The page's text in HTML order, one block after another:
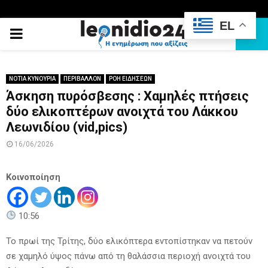
PRIMARY
ΝΟΤΙΑ ΚΥΝΟΥΡΙΑ ΠΕΡΙΒΑΛΛΟΝ ΡΟΗ ΕΙΔΗΣΕΩΝ
Άσκηση πυρόσβεσης : Χαμηλές πτήσεις
δύο ελικοπτέρων ανοιχτά του Λάκκου
Λεωνιδίου (vid,pics)
16/06/2026
Κοινοποίηση
10:56
Το πρωί της Τρίτης, δύο ελικόπτερα εντοπίστηκαν να πετούν
σε χαμηλό ύψος πάνω από τη θαλάσσια περιοχή ανοιχτά του
EL